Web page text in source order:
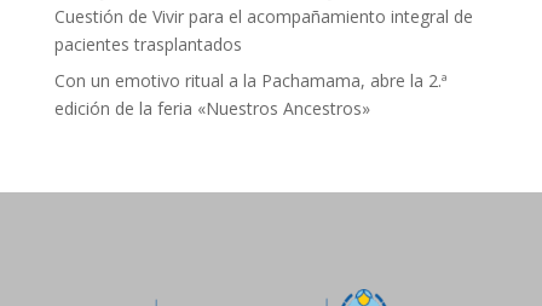
Cuestión de Vivir para el acompañamiento integral de
pacientes trasplantados
Con un emotivo ritual a la Pachamama, abre la 2.ª
edición de la feria «Nuestros Ancestros»